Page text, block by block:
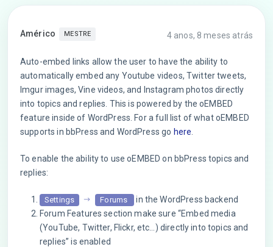
Américo MESTRE 4 anos, 8 meses atrás
Auto-embed links allow the user to have the ability to
automatically embed any Youtube videos, Twitter tweets,
Imgur images, Vine videos, and Instagram photos directly
into topics and replies. This is powered by the oEMBED
feature inside of WordPress. For a full list of what oEMBED
supports in bbPress and WordPress go here
To enable the ability to use oEMBED on bbPress topics and
replies:
Settings Forums
in the WordPress backend
Forum Features section make sure “Embed media
(YouTube, Twitter, Flickr, etc…) directly into topics and
replies” is enabled